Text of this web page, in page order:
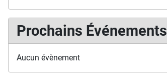
Prochains Événements
Aucun évènement